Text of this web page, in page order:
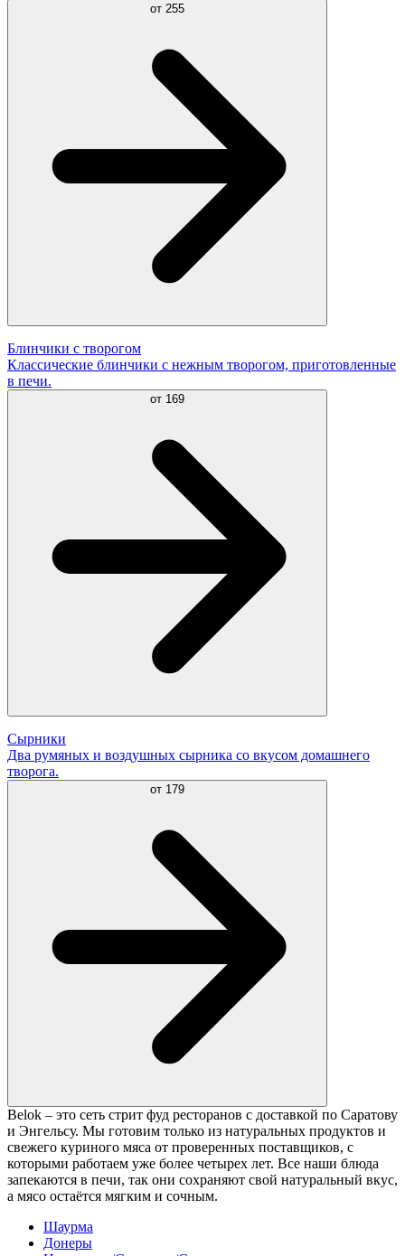
от 255
Блинчики с творогом
Классические блинчики с нежным творогом, приготовленные
в печи.
от 169
Сырники
Два румяных и воздушных сырника со вкусом домашнего
творога.
от 179
Belok – это сеть стрит фуд ресторанов с доставкой по Саратову
и Энгельсу. Мы готовим только из натуральных продуктов и
свежего куриного мяса от проверенных поставщиков, с
которыми работаем уже более четырех лет. Все наши блюда
запекаются в печи, так они сохраняют свой натуральный вкус,
а мясо остаётся мягким и сочным.
Шаурма
Донеры